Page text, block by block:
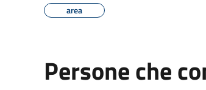
area
Persone che